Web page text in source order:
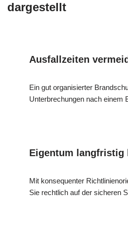
dargestellt
Ausfallzeiten
Ein gut organisierter
Unterbrechungen nach einem
Eigentum langfristig
Mit konsequenter
Sie rechtlich auf der sicheren